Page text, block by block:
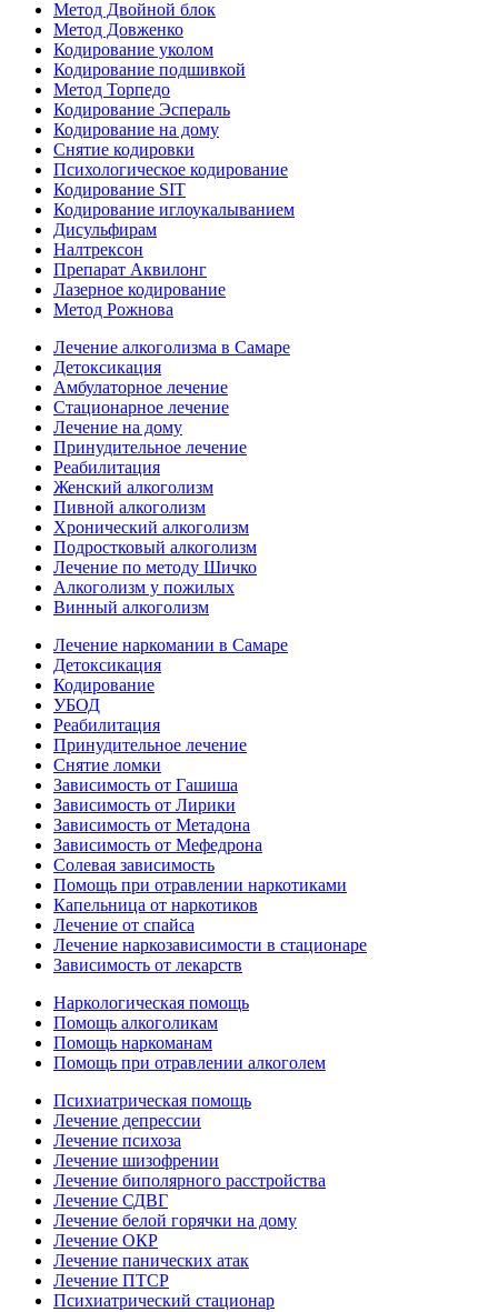
Метод Двойной блок
Метод Довженко
Кодирование уколом
Кодирование подшивкой
Метод Торпедо
Кодирование Эспераль
Кодирование на дому
Снятие кодировки
Психологическое кодирование
Кодирование SIT
Кодирование иглоукалыванием
Дисульфирам
Налтрексон
Препарат Аквилонг
Лазерное кодирование
Метод Рожнова
Лечение алкоголизма в Самаре
Детоксикация
Амбулаторное лечение
Стационарное лечение
Лечение на дому
Принудительное лечение
Реабилитация
Женский алкоголизм
Пивной алкоголизм
Хронический алкоголизм
Подростковый алкоголизм
Лечение по методу Шичко
Алкоголизм у пожилых
Винный алкоголизм
Лечение наркомании в Самаре
Детоксикация
Кодирование
УБОД
Реабилитация
Принудительное лечение
Снятие ломки
Зависимость от Гашиша
Зависимость от Лирики
Зависимость от Метадона
Зависимость от Мефедрона
Солевая зависимость
Помощь при отравлении наркотиками
Капельница от наркотиков
Лечение от спайса
Лечение наркозависимости в стационаре
Зависимость от лекарств
Наркологическая помощь
Помощь алкоголикам
Помощь наркоманам
Помощь при отравлении алкоголем
Психиатрическая помощь
Лечение депрессии
Лечение психоза
Лечение шизофрении
Лечение биполярного расстройства
Лечение СДВГ
Лечение белой горячки на дому
Лечение ОКР
Лечение панических атак
Лечение ПТСР
Психиатрический стационар